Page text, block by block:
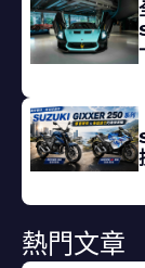
熱門文章